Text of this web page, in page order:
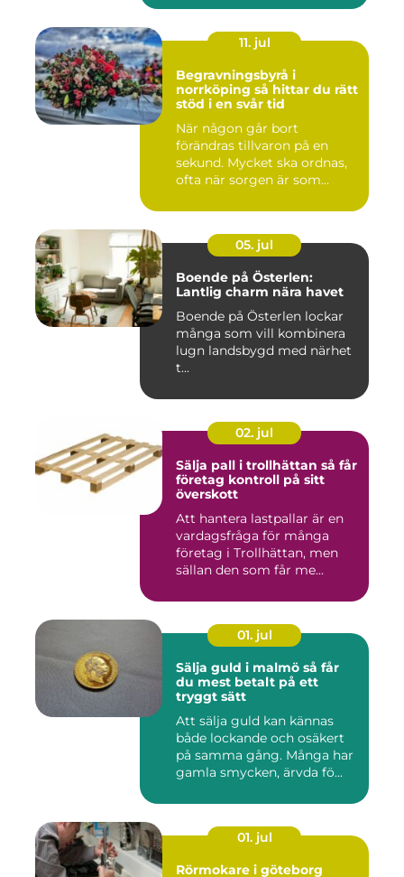
11. jul
Begravningsbyrå i
norrköping så hittar du rätt
stöd i en svår tid
När någon går bort
förändras tillvaron på en
sekund. Mycket ska ordnas,
ofta när sorgen är som
05. jul
Boende på Österlen:
Lantlig charm nära havet
Boende på Österlen lockar
många som vill kombinera
lugn landsbygd med närhet
t...
02. jul
Sälja pall i trollhättan så får
företag kontroll på sitt
överskott
Att hantera lastpallar är en
vardagsfråga för många
företag i Trollhättan, men
sällan den som får me...
01. jul
Sälja guld i malmö så får
du mest betalt på ett
tryggt sätt
Att sälja guld kan kännas
både lockande och osäkert
på samma gång. Många har
gamla smycken, ärvda fö...
01. jul
Rörmokare i göteborg